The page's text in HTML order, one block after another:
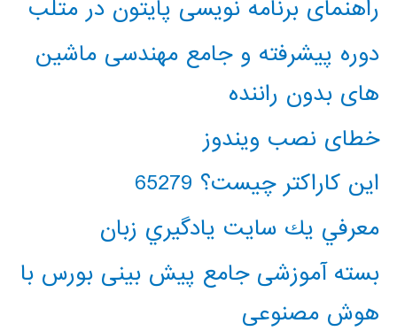
راهنمای برنامه نویسی پایتون در متلب
دوره پیشرفته و جامع مهندسی ماشین
های بدون راننده
خطای نصب ویندوز
این کاراکتر چیست؟ 65279
معرفي يك سايت يادگيري زبان
بسته آموزشی جامع پیش بینی بورس با
هوش مصنوعی